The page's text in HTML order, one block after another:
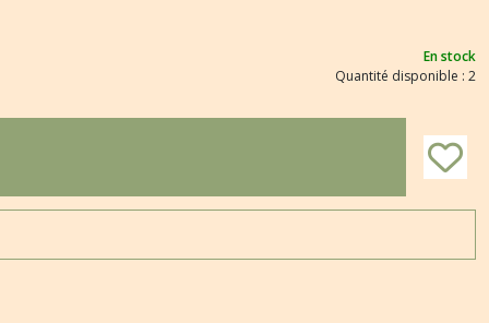
En stock
Quantité disponible : 2